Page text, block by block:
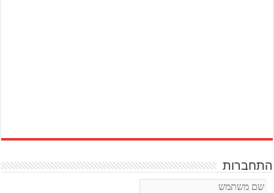
התחברות